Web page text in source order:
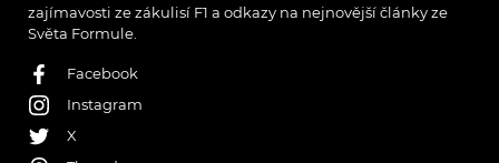
zajímavosti ze zákulisí F1 a odkazy na nejnovější články ze
Světa Formule.
Facebook
Instagram
X